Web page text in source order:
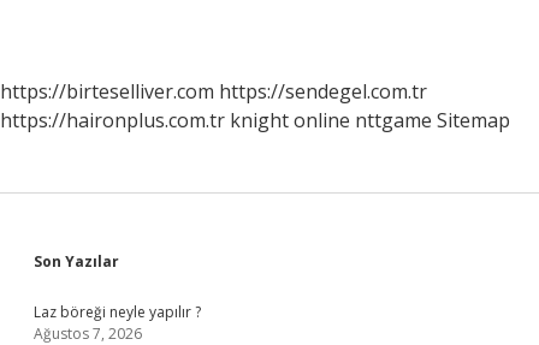
https://birteselliver.com https://sendegel.com.tr
https://haironplus.com.tr knight online nttgame Sitemap
Sidebar
Son Yazılar
Laz böreği neyle yapılır ?
Ağustos 7, 2026